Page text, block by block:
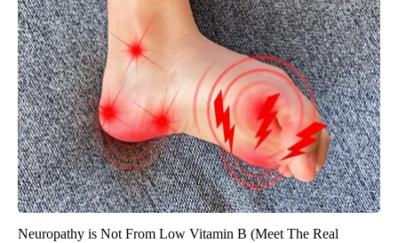
Neuropathy is Not From Low Vitamin B (Meet The Real